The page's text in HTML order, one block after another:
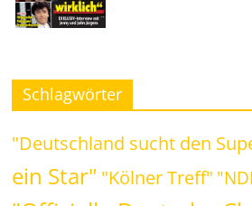
Schlagwörter
"Deutschland sucht den
ein Star" "Kölner Treff"